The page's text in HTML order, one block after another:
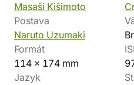
Masaši Kišimoto
Postava
Naruto Uzumaki
Formát
114 x 174 mm
Jazyk